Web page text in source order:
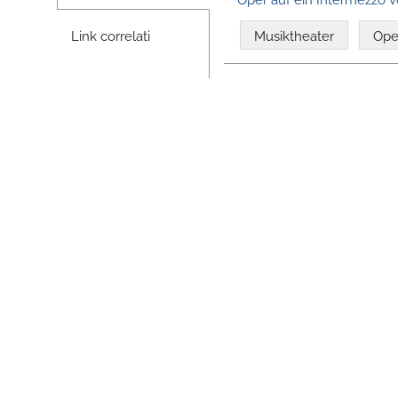
Link correlati Musiktheater